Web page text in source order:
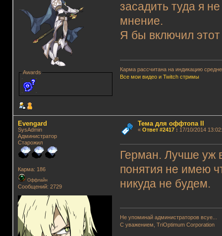
Awards
засадить туда я
мнение.
Я бы включил этот
Карма рассчитана на индикацию
Все мои видео и Twitch стримы
Evengard
SysAdmin
Администратор
Старожил
Карма: 186
Оффлайн
Сообщений: 2729
Тема для оффтопа II
« Ответ #2417: 17/10/2014
Герман. Лучше уж
понятия не имею
никуда не будем.
Не упоминай администраторов всуе...
С уважением, TriOptimum Corporation